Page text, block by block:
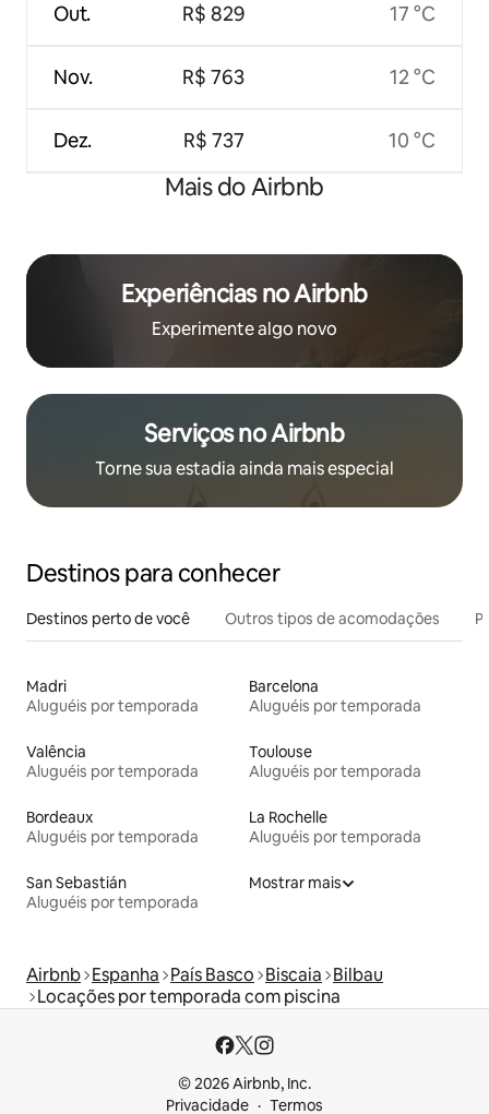
Out.
Nov.
Dez.
R$ 829
R$ 763
R$ 737
17 °C
12 °C
10 °C
Mais do Airbnb
Experiências no Airbnb
Experimente algo novo
Serviços no Airbnb
Torne sua estadia ainda mais especial
Destinos para conhecer
Destinos perto de você Outros tipos de acomodações
Madri
Aluguéis por temporada
Barcelona
Aluguéis por temporada
Valência
Aluguéis por temporada
Toulouse
Aluguéis por temporada
Bordeaux
Aluguéis por temporada
La Rochelle
Aluguéis por temporada
San Sebastián
Aluguéis por temporada
Mostrar mais
Airbnb Espanha País Basco Biscaia Bilbau
Locações por temporada com piscina
© 2026 Airbnb, Inc.
Privacidade
Termos